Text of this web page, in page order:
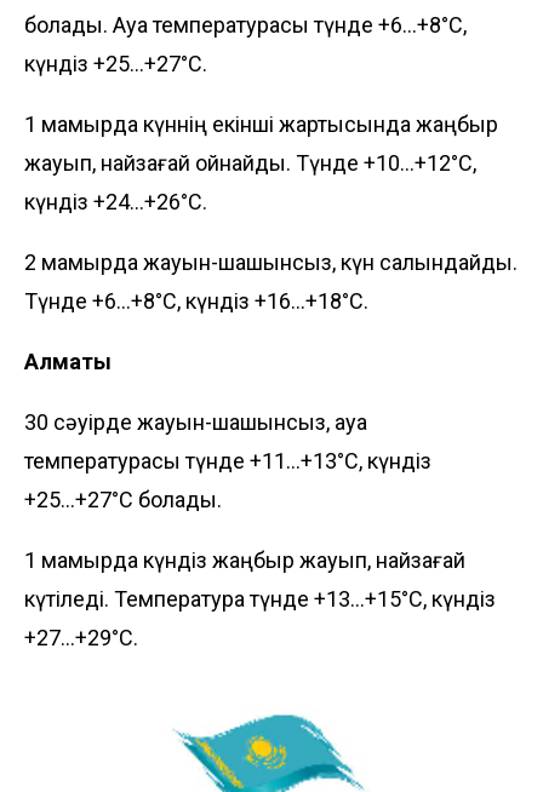
болады. Ауа температурасы түнде +6...+8°C,
күндіз +25...+27°C.
1 мамырда күннің екінші жартысында жаңбыр
жауып, найзағай ойнайды. Түнде +10...+12°C,
күндіз +24...+26°C.
2 мамырда жауын-шашынсыз, күн салқындайды.
Түнде +6...+8°C, күндіз +16...+18°C.
Алматы
30 сәуірде жауын-шашынсыз, ауа
температурасы түнде +11...+13°C, күндіз
+25...+27°C болады.
1 мамырда күндіз жаңбыр жауып, найзағай
күтіледі. Температура түнде +13...+15°C, күндіз
+27...+29°C.